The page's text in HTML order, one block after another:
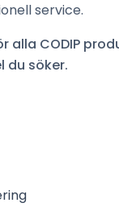
service.
alla CODIP
du söker.